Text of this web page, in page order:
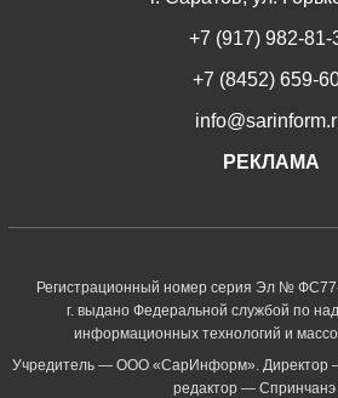
+7 (917) 982-81-
+7 (8452) 659-
РЕКЛАМА
Регистрационный номер серия Эл №
г. выдано Федеральной службой по
информационных технологий и
Учредитель — ООО «СарИнформ». Директор
редактор —